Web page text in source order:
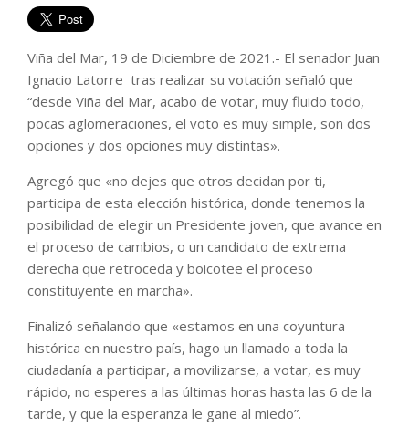
Viña del Mar, 19 de Diciembre de 2021.- El senador Juan
Ignacio Latorre tras realizar su votación señaló que
“desde Viña del Mar, acabo de votar, muy fluido todo,
pocas aglomeraciones, el voto es muy simple, son dos
opciones y dos opciones muy distintas».
Agregó que «no dejes que otros decidan por ti,
participa de esta elección histórica, donde tenemos la
posibilidad de elegir un Presidente joven, que avance en
el proceso de cambios, o un candidato de extrema
derecha que retroceda y boicotee el proceso
constituyente en marcha».
Finalizó señalando que «estamos en una coyuntura
histórica en nuestro país, hago un llamado a toda la
ciudadanía a participar, a movilizarse, a votar, es muy
rápido, no esperes a las últimas horas hasta las 6 de la
tarde, y que la esperanza le gane al miedo”.